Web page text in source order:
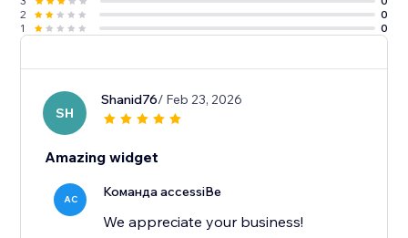
2
0
1
0
SH
Shanid76/ Feb 23, 2026
Amazing widget
AC Команда accessiBe
We appreciate your business!